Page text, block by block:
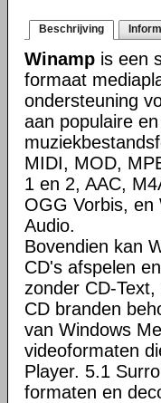
Beschrijving
Winamp is een
formaat
ondersteuning
aan populaire
MIDI, MOD,
1 en 2, AAC,
OGG Vorbis, en
Audio.
Bovendien kan
CD's afspelen
zonder CD-
CD branden
van Windows
videoformaten
Player. 5.1
formaten en